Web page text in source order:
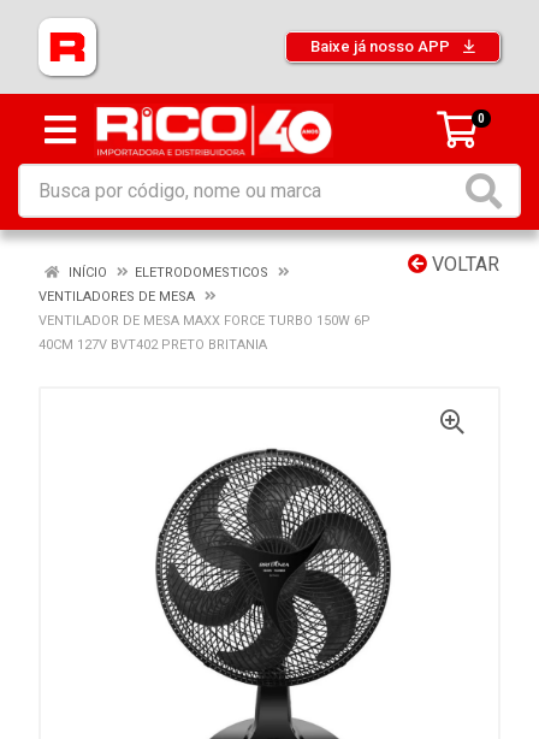
Baixe já nosso APP
0
VOLTAR
INÍCIO
ELETRODOMESTICOS
VENTILADORES DE MESA
VENTILADOR DE MESA MAXX FORCE TURBO 150W 6P
40CM 127V BVT402 PRETO BRITANIA